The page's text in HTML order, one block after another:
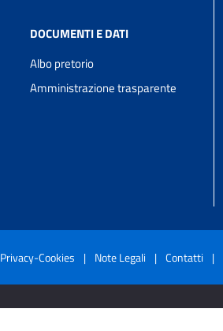
DOCUMENTI E DATI
Albo pretorio
Amministrazione trasparente
Privacy-Cookies | Note Legali | Contatti |